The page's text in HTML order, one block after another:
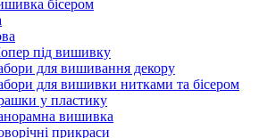
бісером
під вишивку
для вишивання декору
для вишивки нитками та бісером
у пластику
вишивка
прикраси